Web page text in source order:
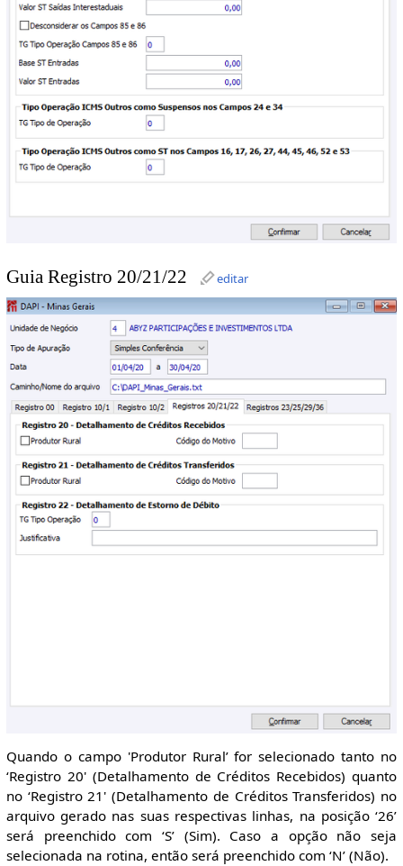
Guia Registro 20/21/22 editar
Quando o campo 'Produtor Rural’ for selecionado tanto no
‘Registro 20' (Detalhamento de Créditos Recebidos) quanto
no ‘Registro 21' (Detalhamento de Créditos Transferidos) no
arquivo gerado nas suas respectivas linhas, na posição ‘26’
será preenchido com ‘S’ (Sim). Caso a opção não seja
selecionada na rotina, então será preenchido com ‘N’ (Não).